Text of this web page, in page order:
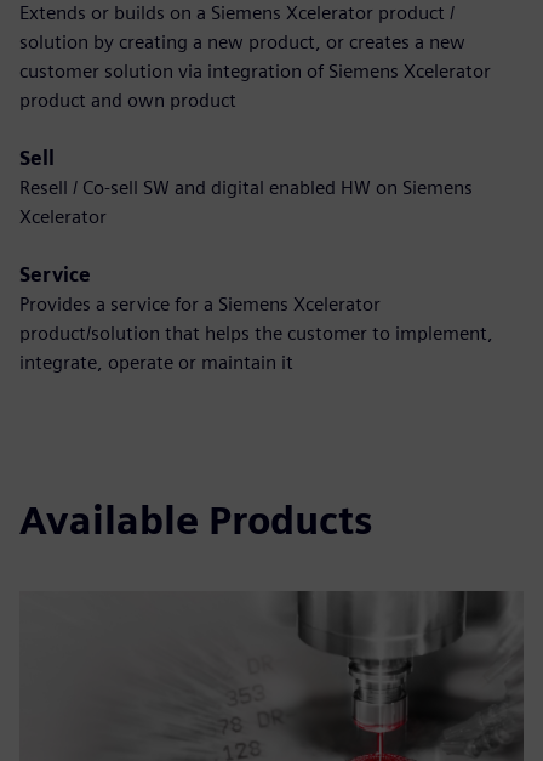
Extends or builds on a Siemens Xcelerator product /
solution by creating a new product, or creates a new
customer solution via integration of Siemens Xcelerator
product and own product
Sell
Resell / Co-sell SW and digital enabled HW on Siemens
Xcelerator
Service
Provides a service for a Siemens Xcelerator
product/solution that helps the customer to implement,
integrate, operate or maintain it
Available Products